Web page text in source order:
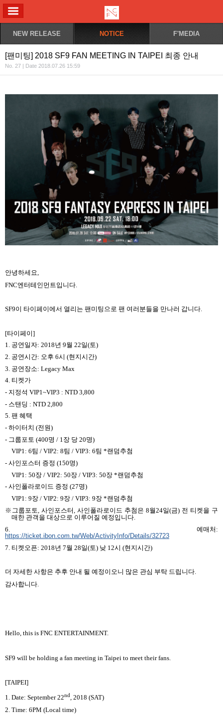
NEW RELEASE NOTICE F'MEDIA
[팬미팅] 2018 SF9 FAN MEETING IN TAIPEI 최종 안내
No. 27 | Date 2018.07.26 15:59
안녕하세요,
FNC엔터테인먼트입니다.
SF9이 타이페이에서 열리는 팬미팅으로 팬 여러분들을 만나러 갑니다.
[타이페이]
1. 공연일자: 2018년 9월 22일(토)
2. 공연시간: 오후 6시 (현지시간)
3. 공연장소: Legacy Max
4. 티켓가
- 지정석 VIP1~VIP3 : NTD 3,800
- 스탠딩 : NTD 2,800
5. 팬 혜택
- 하이터치 (전원)
- 그룹포토 (400명 / 1 장 당 20명)
VIP1: 6팀/ VIP2: 8팀/ VIP3: 6팀 *랜덤추첨
- 사인포스터 증정 (150명)
VIP1: 50장/ VIP2: 50장/ VIP3: 50장 *랜덤추첨
- 사인폴라로이드 증정 (27명)
VIP1: 9장/ VIP2: 9장/ VIP3: 9장 *랜덤추첨
※그룹포토 사인포스터 사인폴라로이드 추첨은 8월24일(금) 전 티켓을 구
매한 관객을 대상으로 이루어질 예정입니다
6. 예매처 :
https://ticket.ibon.com.tw/Web/ActivityInfo/Details/32723
7. 티켓오픈: 2018년 7월 28일(토) 낮 12시 (현지시간)
더 자세한 사항은 추후 안내 될 예정이오니 많은 관심 부탁 드립니다.
감사합니다
Hello, this is FNC ENTERTAINMENT.
SF9 will be holding a fan meeting in Taipei to meet their fans.
[TAIPEI]
1. Date: September 22nd, 2018 (SAT)
2. Time: 6PM (Local time)